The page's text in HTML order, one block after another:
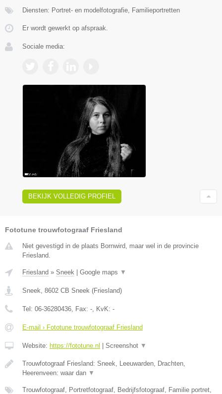
Diensten: Portret- en modelfotografie, Familieportretten
Er wordt gewerkt op afspraak.
Sociale media:
BEKIJK VOLLEDIG PROFIEL
Fototune trouwfotograaf Friesland
Niet gevestigd in de plaats Bornwird, maar wel in de provincie
Friesland.
Friesland » Sneek Google maps ▼
Sneek 8602 CB Sneek (Friesland)
Tel: 06-36280436 , Fax: - , KvK: -
E-mail › Fototune trouwfotograaf Friesland
Website: https://fototune.nl Screenshot ▼
Trouwfotograaf Friesland: Sneek, Leeuwarden, Drachten,
Heerenveen: waar dan ▼
Trouwfotograaf, Portretfotograaf, Bedrijfsfotograaf, Familie portret,